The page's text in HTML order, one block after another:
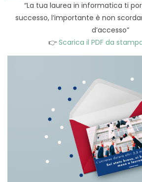
“La tua laurea in informatica ti
successo, l’importante è non
d’accesso”
👉 Scarica il PDF da